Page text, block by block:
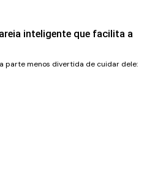
inteligente que facilita a
parte menos divertida de cuidar dele: